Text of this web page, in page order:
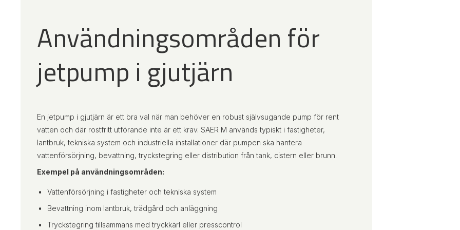
Användningsområden för
jetpump i gjutjärn
En jetpump i gjutjärn är ett bra val när man behöver en robust självsugande pump för rent
vatten och där rostfritt utförande inte är ett krav. SAER M används typiskt i fastigheter,
lantbruk, tekniska system och industriella installationer där pumpen ska hantera
vattenförsörjning, bevattning, tryckstegring eller distribution från tank, cistern eller brunn.
Exempel på användningsområden:
Vattenförsörjning i fastigheter och tekniska system
Bevattning inom lantbruk, trädgård och anläggning
Tryckstegring tillsammans med tryckkärl eller presscontrol